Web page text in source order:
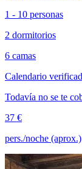
1 - 10 personas
2 dormitorios
6 camas
Calendario
Todavía no se te
37 €
pers./noche (aprox.)